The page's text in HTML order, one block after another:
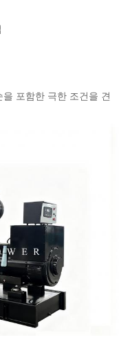
포함한 극한 조건을 견